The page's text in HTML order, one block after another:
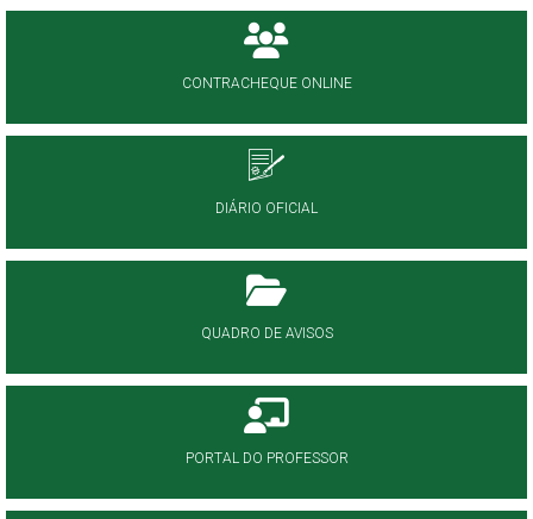
CONTRACHEQUE ONLINE
DIÁRIO OFICIAL
QUADRO DE AVISOS
PORTAL DO PROFESSOR